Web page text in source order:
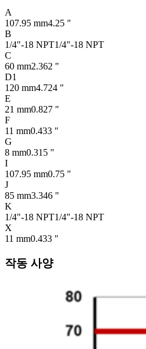
A
107.95 mm4.25 "
B
1/4"-18 NPT1/4"-18 NPT
C
60 mm2.362 "
D1
120 mm4.724 "
E
21 mm0.827 "
F
11 mm0.433 "
G
8 mm0.315 "
I
107.95 mm0.75 "
J
85 mm3.346 "
K
1/4"-18 NPT1/4"-18 NPT
X
11 mm0.433 "
작동 사양